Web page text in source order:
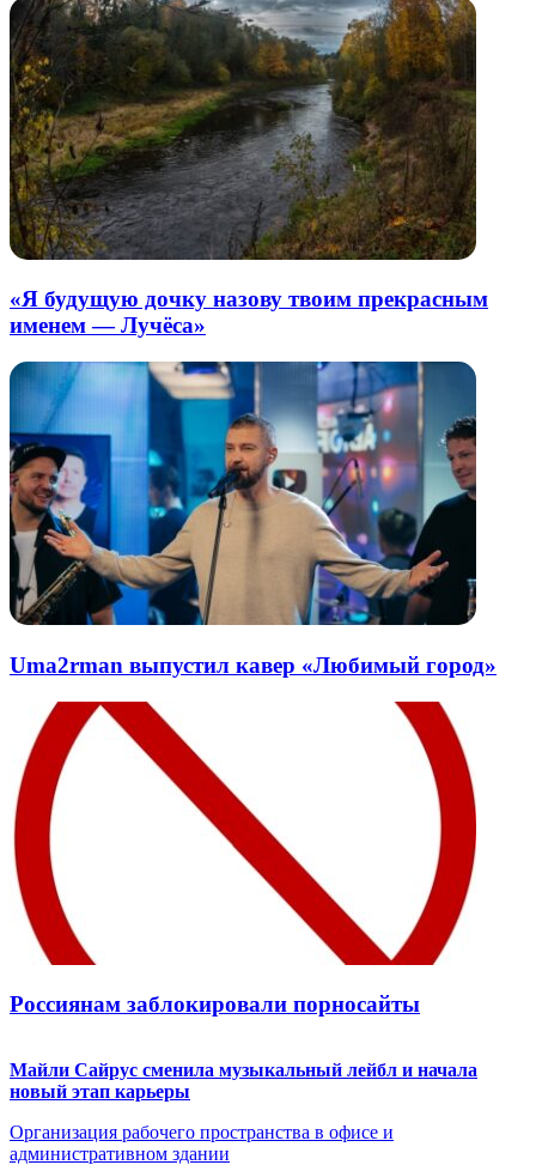
«Я будущую дочку назову твоим прекрасным
именем — Лучёса»
Uma2rman выпустил кавер «Любимый город»
Россиянам заблокировали порносайты
Майли Сайрус сменила музыкальный лейбл и начала
новый этап карьеры
Организация рабочего пространства в офисе и
административном здании